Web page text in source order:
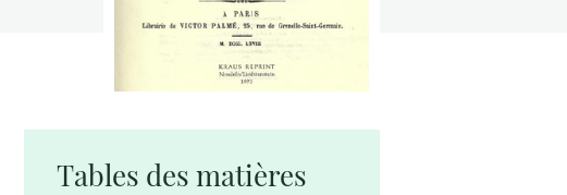
Tables des matières